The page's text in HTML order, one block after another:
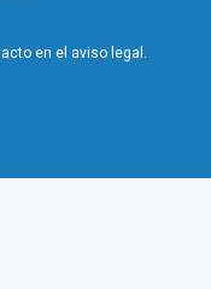
en el aviso legal.